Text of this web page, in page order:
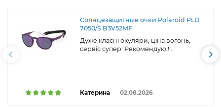
Солнцезащитные очки Polaroid PLD
7050/S B3V52MF
Дуже класні окуляри, ціна вогонь,
сервіс супер. Рекомендую!!!..
Катерина 02.08.2026